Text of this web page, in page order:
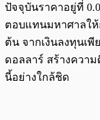
ปัจจุบันราคาอยู่ที่
ตอบแทนมหาศาลใ
ต้น จากเงินลงทุนเพี
ดอลลาร์ สร้างควา
นี้อย่างใกล้ชิด